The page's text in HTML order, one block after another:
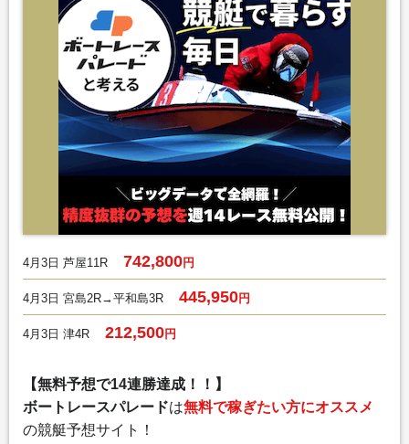
4月3日 芦屋11R 742,800円
4月3日 宮島2R→平和島3R 445,950円
4月3日 津4R 212,500円
【無料予想で14連勝達成！！】
ボートレースパレードは無料で稼ぎたい方にオススメ
の競艇予想サイト！